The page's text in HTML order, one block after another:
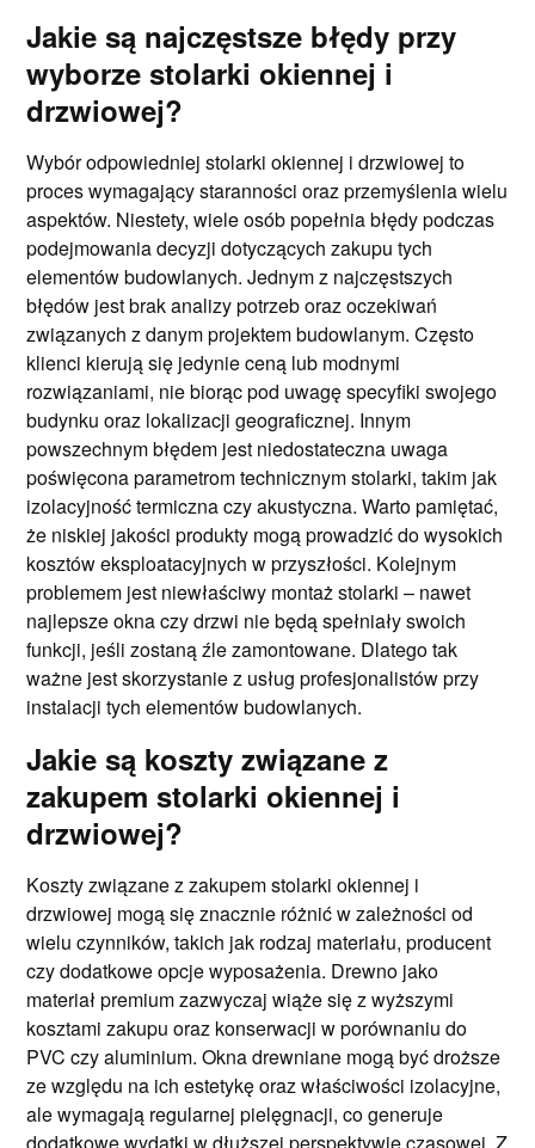
Jakie są najczęstsze błędy przy
wyborze stolarki okiennej i
drzwiowej?
Wybór odpowiedniej stolarki okiennej i drzwiowej to
proces wymagający staranności oraz przemyślenia wielu
aspektów. Niestety, wiele osób popełnia błędy podczas
podejmowania decyzji dotyczących zakupu tych
elementów budowlanych. Jednym z najczęstszych
błędów jest brak analizy potrzeb oraz oczekiwań
związanych z danym projektem budowlanym. Często
klienci kierują się jedynie ceną lub modnymi
rozwiązaniami, nie biorąc pod uwagę specyfiki swojego
budynku oraz lokalizacji geograficznej. Innym
powszechnym błędem jest niedostateczna uwaga
poświęcona parametrom technicznym stolarki, takim jak
izolacyjność termiczna czy akustyczna. Warto pamiętać,
że niskiej jakości produkty mogą prowadzić do wysokich
kosztów eksploatacyjnych w przyszłości. Kolejnym
problemem jest niewłaściwy montaż stolarki – nawet
najlepsze okna czy drzwi nie będą spełniały swoich
funkcji, jeśli zostaną źle zamontowane. Dlatego tak
ważne jest skorzystanie z usług profesjonalistów przy
instalacji tych elementów budowlanych.
Jakie są koszty związane z
zakupem stolarki okiennej i
drzwiowej?
Koszty związane z zakupem stolarki okiennej i
drzwiowej mogą się znacznie różnić w zależności od
wielu czynników, takich jak rodzaj materiału, producent
czy dodatkowe opcje wyposażenia. Drewno jako
materiał premium zazwyczaj wiąże się z wyższymi
kosztami zakupu oraz konserwacji w porównaniu do
PVC czy aluminium. Okna drewniane mogą być droższe
ze względu na ich estetykę oraz właściwości izolacyjne,
ale wymagają regularnej pielęgnacji, co generuje